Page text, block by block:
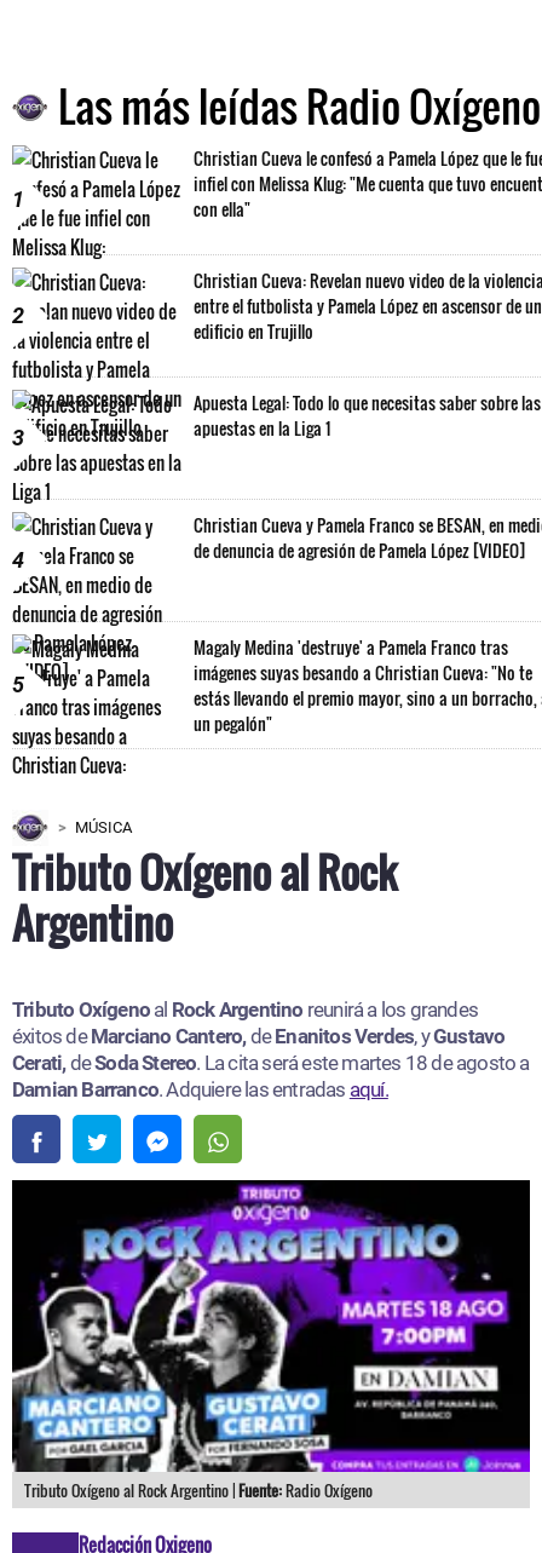
Las más leídas Radio Oxígeno
1
Christian Cueva le confesó a Pamela López que le
infiel con Melissa Klug: "Me cuenta que tuvo
con ella"
2
Christian Cueva: Revelan nuevo video de la
entre el futbolista y Pamela López en ascensor de un
edificio en Trujillo
3
Apuesta Legal: Todo lo que necesitas saber sobre las
apuestas en la Liga 1
4
Christian Cueva y Pamela Franco se BESAN, en
de denuncia de agresión de Pamela López [VIDEO]
5
Magaly Medina 'destruye' a Pamela Franco tras
imágenes suyas besando a Christian Cueva: "No te
estás llevando el premio mayor, sino a un borracho,
un pegalón"
MÚSICA
Tributo Oxígeno al Rock
Argentino
Tributo Oxígeno al Rock Argentino reunirá a los grandes
éxitos deMarciano Cantero,deEnanitos Verdes, yGustavo
Cerati,deSoda Stereo. La cita será este martes 18 de agosto a
Damian Barranco. Adquiere las entradas aquí.
Tributo Oxígeno al Rock Argentino |Fuente:Radio Oxígeno
Redacción Oxigeno